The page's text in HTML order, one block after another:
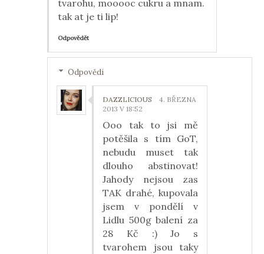
tvarohu, mooooc cukru a mnam.
tak at je ti lip!
Odpovědět
Odpovědi
DAZZLICIOUS
4. BŘEZNA
2013 V 18:52
Ooo tak to jsi mě
potěšila s tím GoT,
nebudu muset tak
dlouho abstinovat!
Jahody nejsou zas
TAK drahé, kupovala
jsem v pondělí v
Lidlu 500g balení za
28 Kč :) Jo s
tvarohem jsou taky